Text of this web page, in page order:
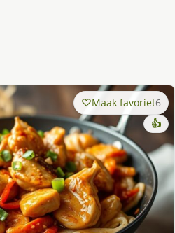
Maak favoriet6
👍